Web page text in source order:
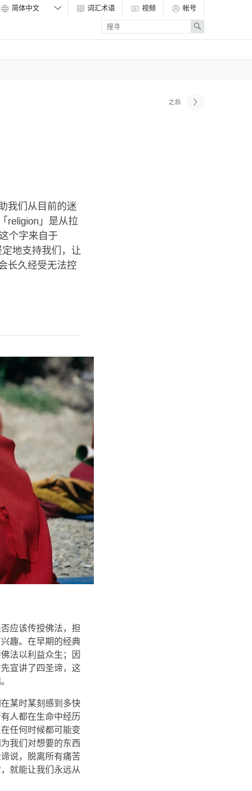
词汇术语 视频
帐号
Enter
search
term
Search
之后
我们从目前的迷
religion」是从拉
个字来自于
地支持我们，让
长久经受无法控
应该传授佛法，担
趣。在早期的经典
法以利益众生；因
宣讲了四圣谛，这
某时某刻感到多快
人都在生命中经历
任何时候都可能变
我们对想要的东西
说，脱离所有痛苦
就能让我们永远从